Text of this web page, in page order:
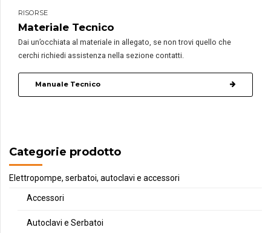
RISORSE
Materiale Tecnico
Dai un’occhiata al materiale in allegato, se non trovi quello che
cerchi richiedi assistenza nella sezione contatti.
Manuale Tecnico
Categorie prodotto
Elettropompe, serbatoi, autoclavi e accessori
Accessori
Autoclavi e Serbatoi